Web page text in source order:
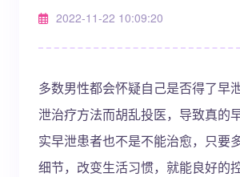
2022-11-22 10:09:20
多数男性都会怀疑自己是否得了早
泄治疗方法而胡乱投医，导致真的
实早泄患者也不是不能治愈，只要
细节，改变生活习惯，就能良好的